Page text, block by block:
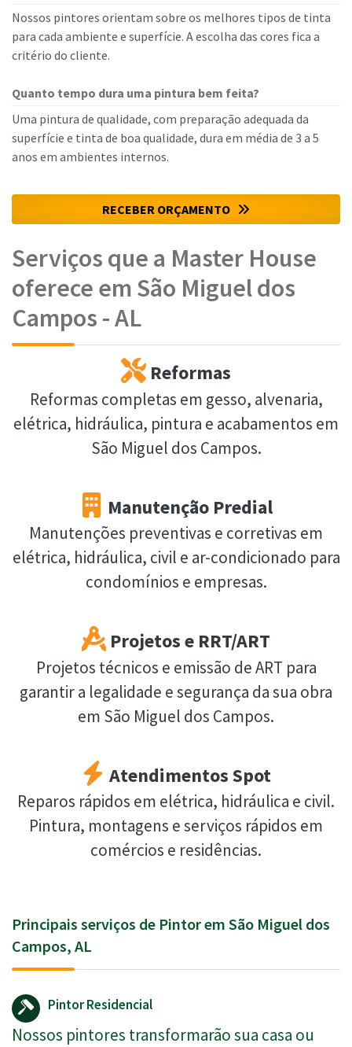
Nossos pintores orientam sobre os melhores tipos de tinta
para cada ambiente e superfície. A escolha das cores fica a
critério do cliente.
Quanto tempo dura uma pintura bem feita?
Uma pintura de qualidade, com preparação adequada da
superfície e tinta de boa qualidade, dura em média de 3 a 5
anos em ambientes internos.
RECEBER ORÇAMENTO
Serviços que a Master House
oferece em São Miguel dos
Campos - AL
Reformas
Reformas completas em gesso, alvenaria,
elétrica, hidráulica, pintura e acabamentos em
São Miguel dos Campos.
Manutenção Predial
Manutenções preventivas e corretivas em
elétrica, hidráulica, civil e ar-condicionado para
condomínios e empresas.
Projetos e RRT/ART
Projetos técnicos e emissão de ART para
garantir a legalidade e segurança da sua obra
em São Miguel dos Campos.
Atendimentos Spot
Reparos rápidos em elétrica, hidráulica e civil.
Pintura, montagens e serviços rápidos em
comércios e residências.
Principais serviços de Pintor em São Miguel dos
Campos, AL
Pintor Residencial
Nossos pintores transformarão sua casa ou